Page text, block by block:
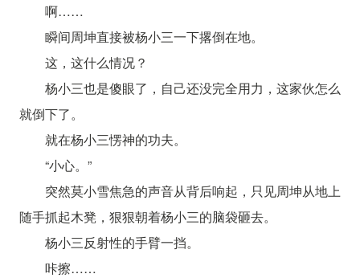
啊……
瞬间周坤直接被杨小三一下撂倒在地。
这，这什么情况？
杨小三也是傻眼了，自己还没完全用力，这家伙怎么
就倒下了。
就在杨小三愣神的功夫。
“小心。”
突然莫小雪焦急的声音从背后响起，只见周坤从地上
随手抓起木凳，狠狠朝着杨小三的脑袋砸去。
杨小三反射性的手臂一挡。
咔擦……